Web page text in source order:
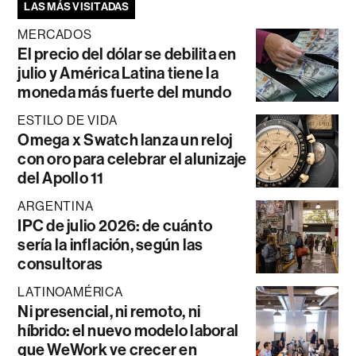
LAS MÁS VISITADAS
MERCADOS
El precio del dólar se debilita en
julio y América Latina tiene la
moneda más fuerte del mundo
ESTILO DE VIDA
Omega x Swatch lanza un reloj
con oro para celebrar el alunizaje
del Apollo 11
ARGENTINA
IPC de julio 2026: de cuánto
sería la inflación, según las
consultoras
LATINOAMÉRICA
Ni presencial, ni remoto, ni
híbrido: el nuevo modelo laboral
que WeWork ve crecer en